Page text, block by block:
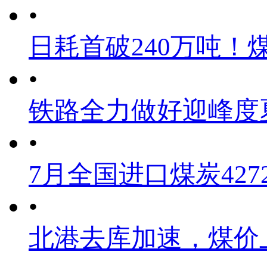
•
日耗首破240万吨！
•
铁路全力做好迎峰
•
7月全国进口煤炭
•
北港去库加速，煤